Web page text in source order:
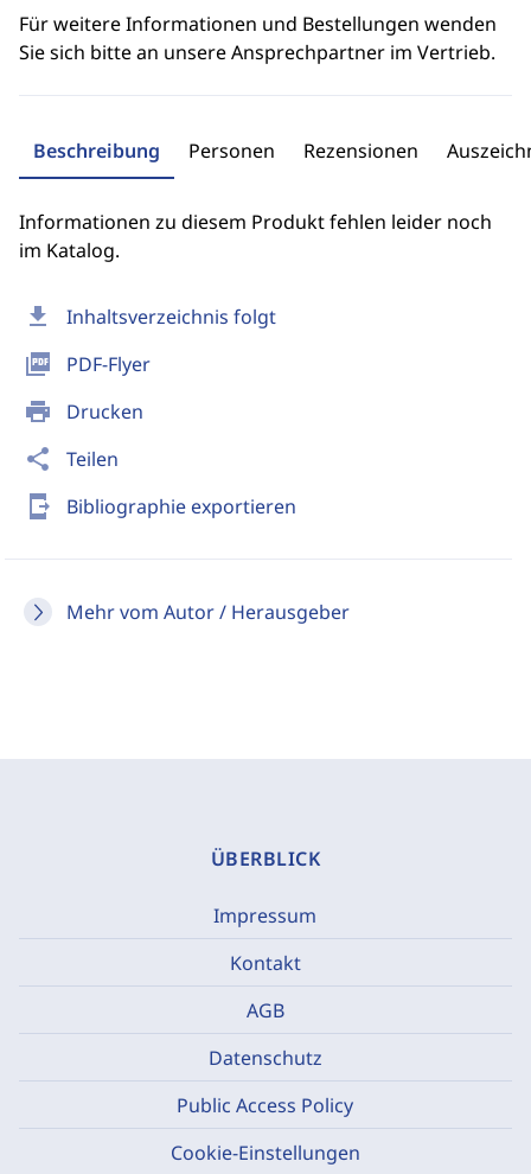
download Inhaltsverzeichnis folgt
picture_as_pdf PDF-Flyer
print Drucken
share Teilen
send_to_mobile Bibliographie exportieren
Mehr vom Autor / Herausgeber
Für weitere Informationen und Bestellungen wenden
Sie sich bitte an unsere Ansprechpartner im Vertrieb.
Beschreibung Personen Rezensionen
Informationen zu diesem Produkt fehlen leider noch
im Katalog.
ÜBERBLICK
Impressum
Kontakt
AGB
Datenschutz
Public Access Policy
Cookie-Einstellungen